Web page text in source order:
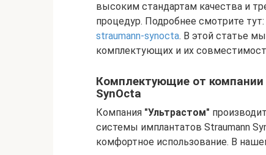
высоким стандартам качества и
процедур. Подробнее смотрите тут:
straumann-synocta. В этой статье
комплектующих и их
Комплектующие от
SynOcta
Компания "Ультрастом"
системы имплантатов Straumann
комфортное использование. В